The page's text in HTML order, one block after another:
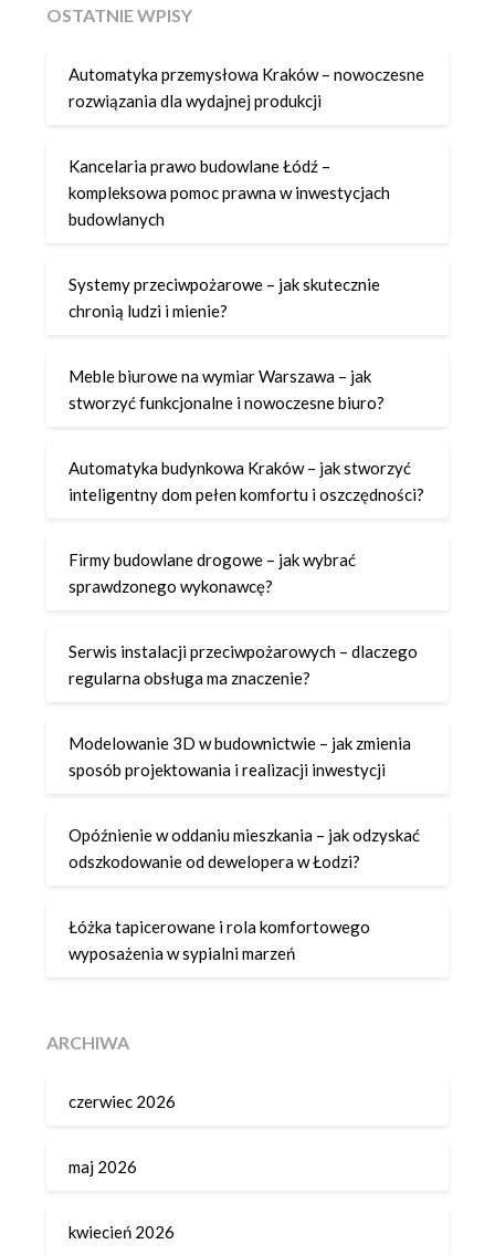
OSTATNIE WPISY
Automatyka przemysłowa Kraków – nowoczesne
rozwiązania dla wydajnej produkcji
Kancelaria prawo budowlane Łódź –
kompleksowa pomoc prawna w inwestycjach
budowlanych
Systemy przeciwpożarowe – jak skutecznie
chronią ludzi i mienie?
Meble biurowe na wymiar Warszawa – jak
stworzyć funkcjonalne i nowoczesne biuro?
Automatyka budynkowa Kraków – jak stworzyć
inteligentny dom pełen komfortu i oszczędności?
Firmy budowlane drogowe – jak wybrać
sprawdzonego wykonawcę?
Serwis instalacji przeciwpożarowych – dlaczego
regularna obsługa ma znaczenie?
Modelowanie 3D w budownictwie – jak zmienia
sposób projektowania i realizacji inwestycji
Opóźnienie w oddaniu mieszkania – jak odzyskać
odszkodowanie od dewelopera w Łodzi?
Łóżka tapicerowane i rola komfortowego
wyposażenia w sypialni marzeń
ARCHIWA
czerwiec 2026
maj 2026
kwiecień 2026